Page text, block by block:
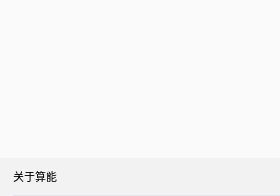
关于算能